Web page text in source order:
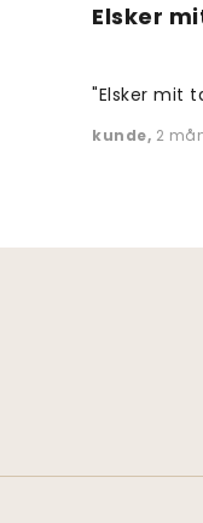
Elsker
"Elsker mit
kunde, 2